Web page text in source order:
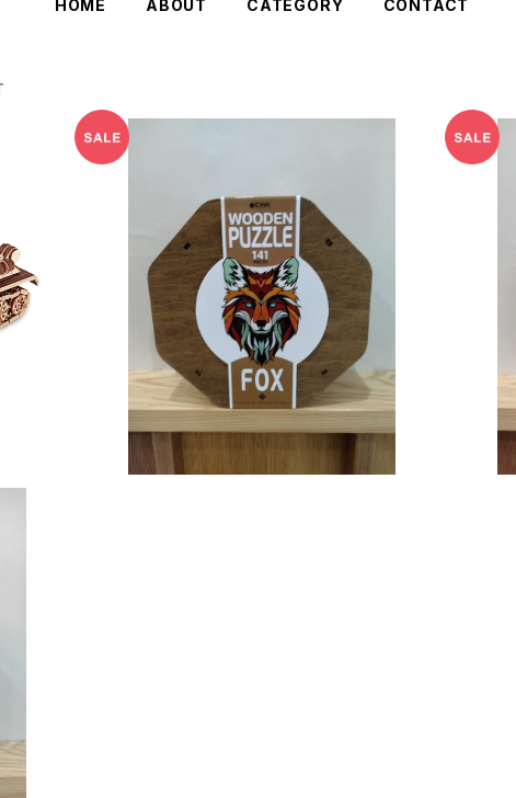
HOME ABOUT CATEGORY CONTACT
WoodenPuzzle FOX
¥1,980
55%OFF